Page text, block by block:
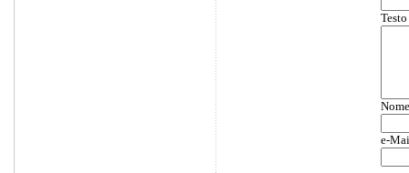
Nome
e-